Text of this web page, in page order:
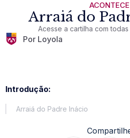
ACONTECE
Arraiá do
Acesse a cartilha com
Por Loyola
Introdução:
Arraiá do Padre Inácio